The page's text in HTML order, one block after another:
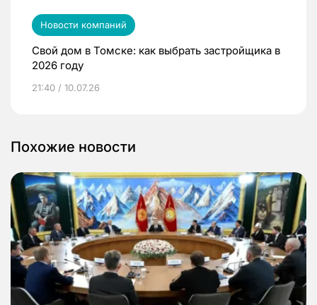
Новости компаний
Свой дом в Томске: как выбрать застройщика в
2026 году
21:40 / 10.07.26
Похожие новости